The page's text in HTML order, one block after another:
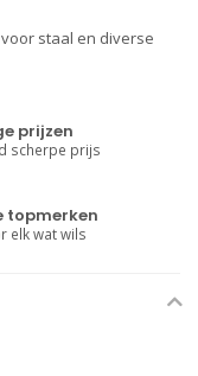
staal en diverse
prijzen
scherpe prijs
topmerken
elk wat wils